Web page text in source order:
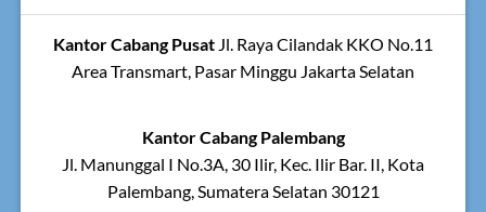
Kantor Cabang Pusat Jl. Raya Cilandak KKO No.11
Area Transmart, Pasar Minggu Jakarta Selatan
Kantor Cabang Palembang
Jl. Manunggal I No.3A, 30 Ilir, Kec. Ilir Bar. II, Kota
Palembang, Sumatera Selatan 30121